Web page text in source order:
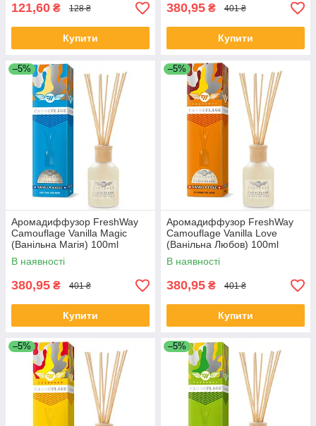
121,60 ₴ 128 ₴
Купити
380,95 ₴ 401 ₴
Купити
–5%
Аромадиффузор FreshWay
Camouflage Vanilla Magic
(Ванільна Магія) 100ml
В наявності
380,95 ₴ 401 ₴
Купити
–5%
Аромадиффузор FreshWay
Camouflage Vanilla Love
(Ванільна Любов) 100ml
В наявності
380,95 ₴ 401 ₴
Купити
–5% –5%